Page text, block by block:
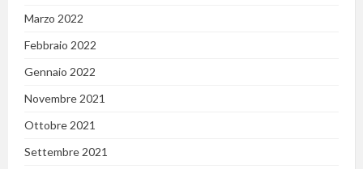
Marzo 2022
Febbraio 2022
Gennaio 2022
Novembre 2021
Ottobre 2021
Settembre 2021